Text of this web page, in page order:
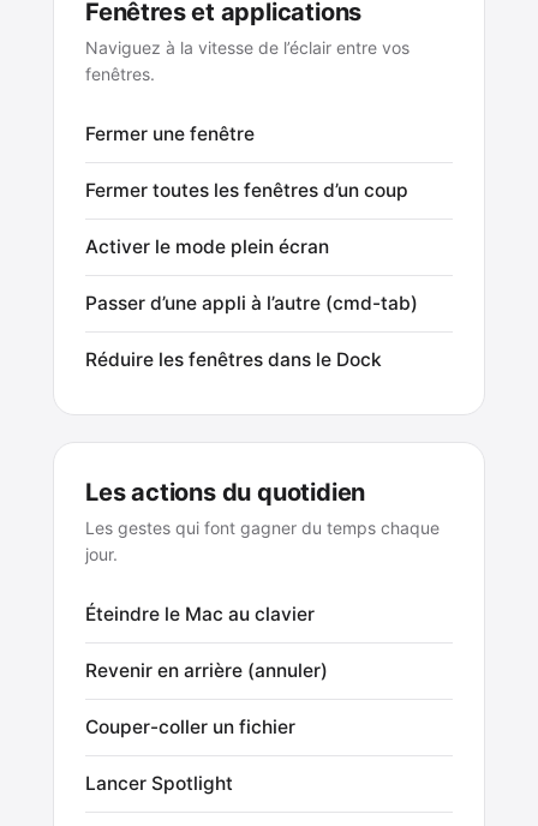
Fenêtres et applications
Naviguez à la vitesse de l’éclair entre vos
fenêtres.
Fermer une fenêtre
Fermer toutes les fenêtres d’un coup
Activer le mode plein écran
Passer d’une appli à l’autre (cmd-tab)
Réduire les fenêtres dans le Dock
Les actions du quotidien
Les gestes qui font gagner du temps chaque
jour.
Éteindre le Mac au clavier
Revenir en arrière (annuler)
Couper-coller un fichier
Lancer Spotlight